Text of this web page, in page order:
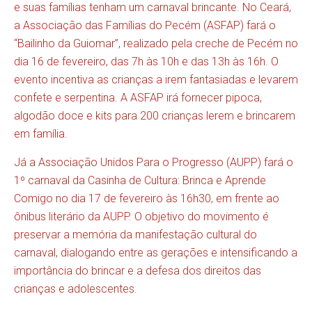
e suas famílias tenham um carnaval brincante. No Ceará,
a Associação das Famílias do Pecém (ASFAP) fará o
“Bailinho da Guiomar”, realizado pela creche de Pecém no
dia 16 de fevereiro, das 7h às 10h e das 13h às 16h. O
evento incentiva as crianças a irem fantasiadas e levarem
confete e serpentina. A ASFAP irá fornecer pipoca,
algodão doce e kits para 200 crianças lerem e brincarem
em família.
Já a Associação Unidos Para o Progresso (AUPP) fará o
1º carnaval da Casinha de Cultura: Brinca e Aprende
Comigo no dia 17 de fevereiro às 16h30, em frente ao
ônibus literário da AUPP. O objetivo do movimento é
preservar a memória da manifestação cultural do
carnaval, dialogando entre as gerações e intensificando a
importância do brincar e a defesa dos direitos das
crianças e adolescentes.